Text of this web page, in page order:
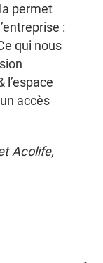
permet
:
qui nous
accès
Acolife,